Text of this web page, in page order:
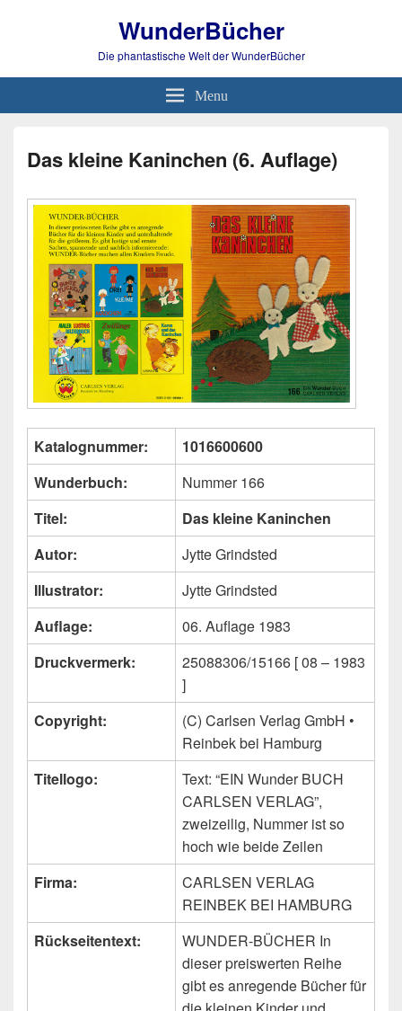
WunderBücher
Die phantastische Welt der WunderBücher
Menu
Das kleine Kaninchen (6. Auflage)
Katalognummer:
1016600600
Wunderbuch:
Nummer 166
Titel:
Das kleine Kaninchen
Autor:
Jytte Grindsted
Illustrator:
Jytte Grindsted
Auflage:
06. Auflage 1983
Druckvermerk:
25088306/15166 [ 08 – 1983
]
Copyright:
(C) Carlsen Verlag GmbH •
Reinbek bei Hamburg
Titellogo:
Text: “EIN Wunder BUCH
CARLSEN VERLAG”,
zweizeilig, Nummer ist so
hoch wie beide Zeilen
Firma:
CARLSEN VERLAG
REINBEK BEI HAMBURG
Rückseitentext:
WUNDER-BÜCHER In
dieser preiswerten Reihe
gibt es anregende Bücher für